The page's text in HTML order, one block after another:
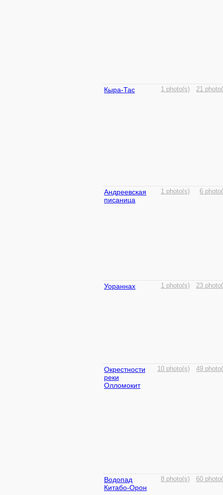
Кыра-Тас 1 photo(s) 21
Андреевская
писаница
1 photo(s) 6
Уораннах 1 photo(s) 23
Окрестности
реки
Олломокит
10 photo(s) 49
Водопад
Китабо-Орон
8 photo(s) 60